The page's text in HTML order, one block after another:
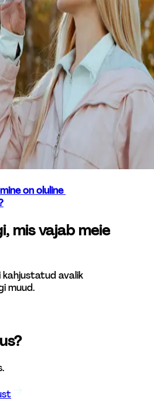
on oluline
mis vajab meie
avalik
muud.